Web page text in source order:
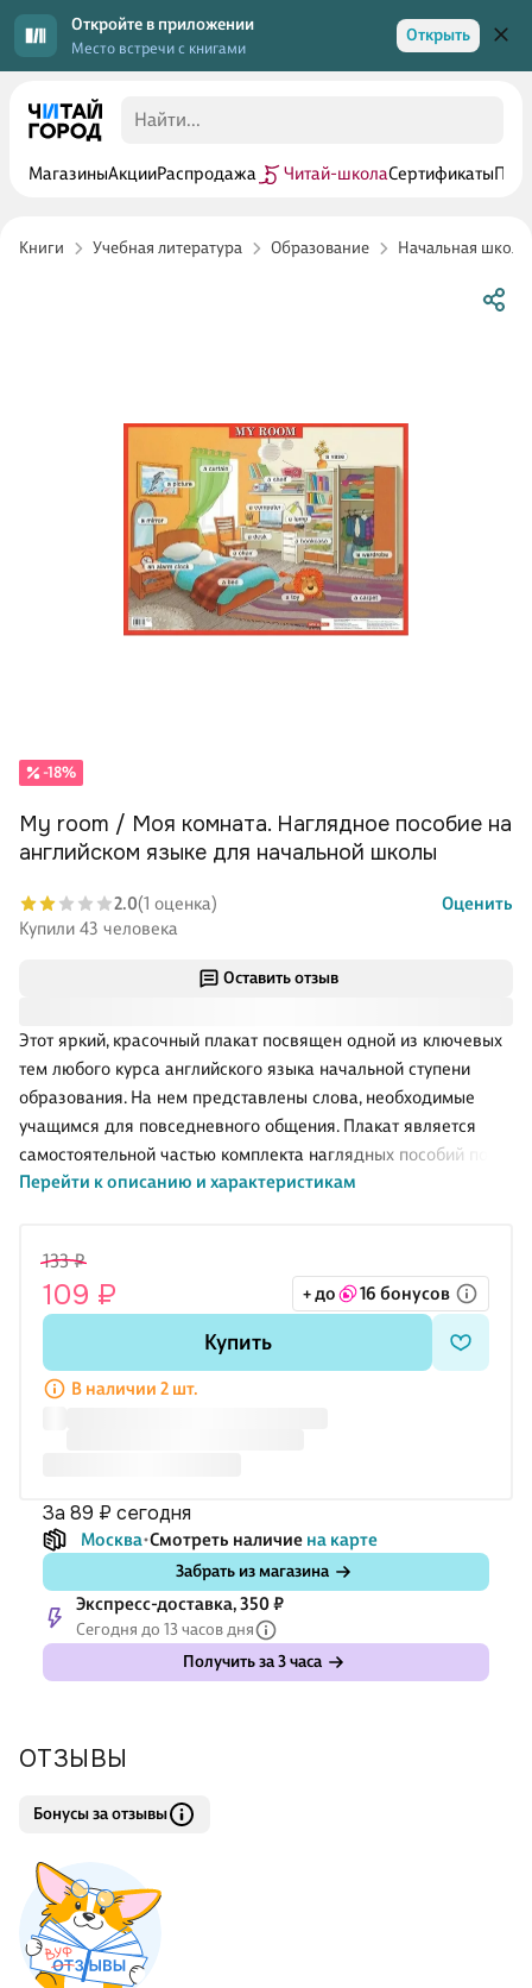
Откройте в приложении
Место встречи с книгами
Открыть
МагазиныАкцииРаспродажа Читай-школаСертификаты
Книги Учебная литература Образование Начальная школа
Оставить отзыв
Этот яркий, красочный плакат посвящен одной из ключевых
тем любого курса английского языка начальной ступени
образования. На нем представлены слова, необходимые
учащимся для повседневного общения. Плакат является
самостоятельной частью комплекта наглядных пособий по
английскому языку для школы.
Перейти к описанию и характеристикам
-18%
My room / Моя комната. Наглядное пособие на
английском языке для начальной школы
2.0(1 оценка)
Оценить
Купили 43 человека
133 ₽
109 ₽ + до 16 бонусов
Купить
В наличии 2 шт.
за 89 ₽ сегодня
Москва Смотреть наличие на карте
Забрать из магазина
Экспресс-доставка, 350 ₽
Сегодня до 13 часов дня
Получить за 3 часа
ОТЗЫВЫ
Бонусы за отзывы